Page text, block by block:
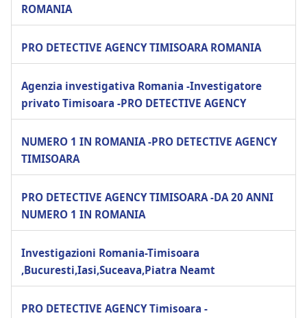
ROMANIA
PRO DETECTIVE AGENCY TIMISOARA ROMANIA
Agenzia investigativa Romania -Investigatore
privato Timisoara -PRO DETECTIVE AGENCY
NUMERO 1 IN ROMANIA -PRO DETECTIVE AGENCY
TIMISOARA
PRO DETECTIVE AGENCY TIMISOARA -DA 20 ANNI
NUMERO 1 IN ROMANIA
Investigazioni Romania-Timisoara
,Bucuresti,Iasi,Suceava,Piatra Neamt
PRO DETECTIVE AGENCY Timisoara -